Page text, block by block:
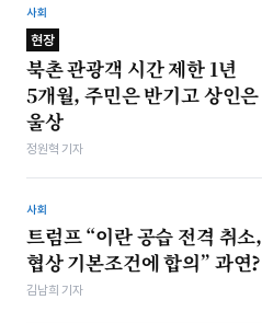
사회
현장
북촌 관광객 시간 제한 1년
5개월, 주민은 반기고 상인은
울상
정원혁 기자
사회
트럼프 “이란 공습 전격 취소,
협상 기본조건에 합의” 과연?
김남희 기자